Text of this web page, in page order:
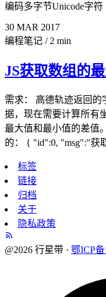
编码多字节Unicode字
30 MAR 2017
编程笔记 / 2 min
JS获取数组的
需求： 高德轨迹返回
据，现在需要计算所有
最大值和最小值的差值
的： { "id":0, "msg":"获
标签
链接
归档
关于
隐私政策
@2026 行星带 · 鄂ICP备